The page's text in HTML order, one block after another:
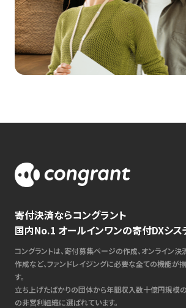
寄付決済ならコングラント
国内No.1 オールインワンの寄付DXシス
コングラントは、寄付募集ページの作成、オンライン決
作成など、ファンドレイジングに必要な全ての機能が
す。
立ち上げたばかりの団体から年間収入数十億円規模
の非営利組織に選ばれています。